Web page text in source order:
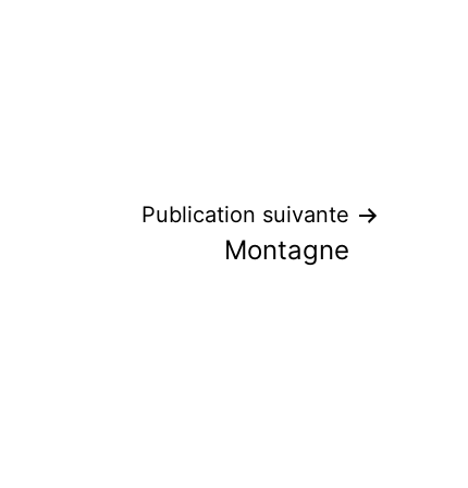
Publication suivante
Montagne